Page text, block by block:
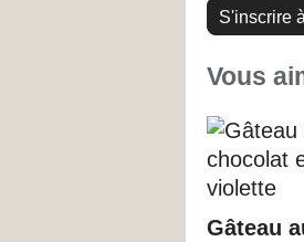
S'inscrire
Vous
Gâteau